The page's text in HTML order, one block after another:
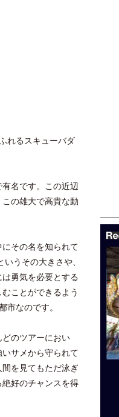
れるスキューバダ
名です。この近辺
の雄大で高貴な動
その名を知られて
うその大きさや、
勇気を必要とする
ことができるよう
なのです。
のツアーにおい
サメから守られて
を見てもただ泳ぎ
好のチャンスを得
チ、新予約システム導